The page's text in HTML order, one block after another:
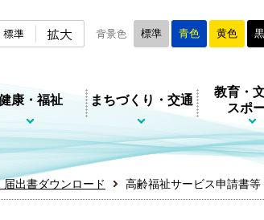
標準 拡大 背景色 標準 青色 黄色
康・福祉 まちづくり・交通
教育・
スポ
出書ダウンロード 高齢福祉サービス申請書等